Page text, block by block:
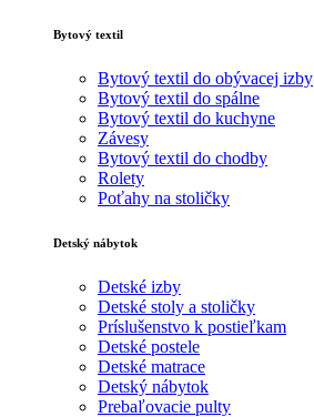
Bytový textil
Bytový textil do obývacej izby
Bytový textil do spálne
Bytový textil do kuchyne
Závesy
Bytový textil do chodby
Rolety
Poťahy na stoličky
Detský nábytok
Detské izby
Detské stoly a stoličky
Príslušenstvo k postieľkam
Detské postele
Detské matrace
Detský nábytok
Prebaľovacie pulty